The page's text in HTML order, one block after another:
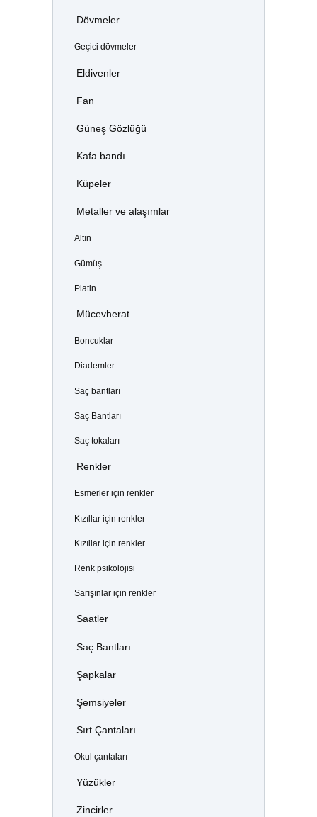
Dövmeler
Geçici dövmeler
Eldivenler
Fan
Güneş Gözlüğü
Kafa bandı
Küpeler
Metaller ve alaşımlar
Altın
Gümüş
Platin
Mücevherat
Boncuklar
Diademler
Saç bantları
Saç Bantları
Saç tokaları
Renkler
Esmerler için renkler
Kızıllar için renkler
Kızıllar için renkler
Renk psikolojisi
Sarışınlar için renkler
Saatler
Saç Bantları
Şapkalar
Şemsiyeler
Sırt Çantaları
Okul çantaları
Yüzükler
Zincirler